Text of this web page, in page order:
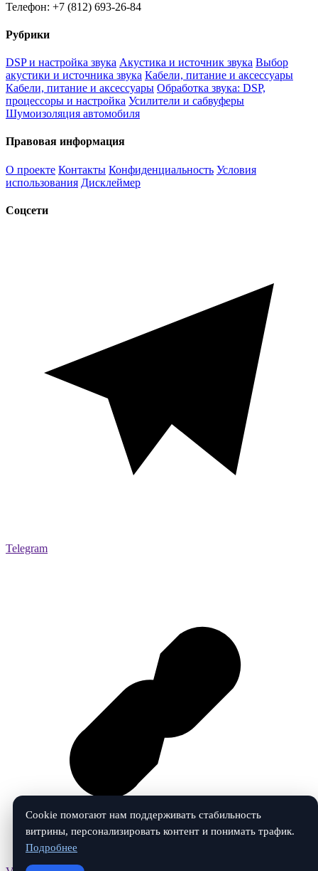
Телефон: +7 (812) 693-26-84
Рубрики
DSP и настройка звука Акустика и источник звука Выбор
акустики и источника звука Кабели, питание и аксессуары
Кабели, питание и аксессуары Обработка звука: DSP,
процессоры и настройка Усилители и сабвуферы
Шумоизоляция автомобиля
Правовая информация
О проекте Контакты Конфиденциальность Условия
использования Дисклеймер
Соцсети
Telegram
Cookie помогают нам поддерживать стабильность
витрины, персонализировать контент и понимать трафик.
Подробнее